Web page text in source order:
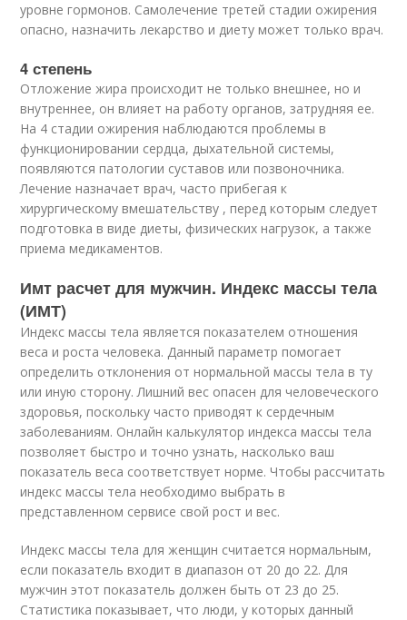
уровне гормонов. Самолечение третей стадии ожирения
опасно, назначить лекарство и диету может только врач.
4 степень
Отложение жира происходит не только внешнее, но и
внутреннее, он влияет на работу органов, затрудняя ее.
На 4 стадии ожирения наблюдаются проблемы в
функционировании сердца, дыхательной системы,
появляются патологии суставов или позвоночника.
Лечение назначает врач, часто прибегая к
хирургическому вмешательству , перед которым следует
подготовка в виде диеты, физических нагрузок, а также
приема медикаментов.
Имт расчет для мужчин. Индекс массы тела
(ИМТ)
Индекс массы тела является показателем отношения
веса и роста человека. Данный параметр помогает
определить отклонения от нормальной массы тела в ту
или иную сторону. Лишний вес опасен для человеческого
здоровья, поскольку часто приводят к сердечным
заболеваниям. Онлайн калькулятор индекса массы тела
позволяет быстро и точно узнать, насколько ваш
показатель веса соответствует норме. Чтобы рассчитать
индекс массы тела необходимо выбрать в
представленном сервисе свой рост и вес.
Индекс массы тела для женщин считается нормальным,
если показатель входит в диапазон от 20 до 22. Для
мужчин этот показатель должен быть от 23 до 25.
Статистика показывает, что люди, у которых данный